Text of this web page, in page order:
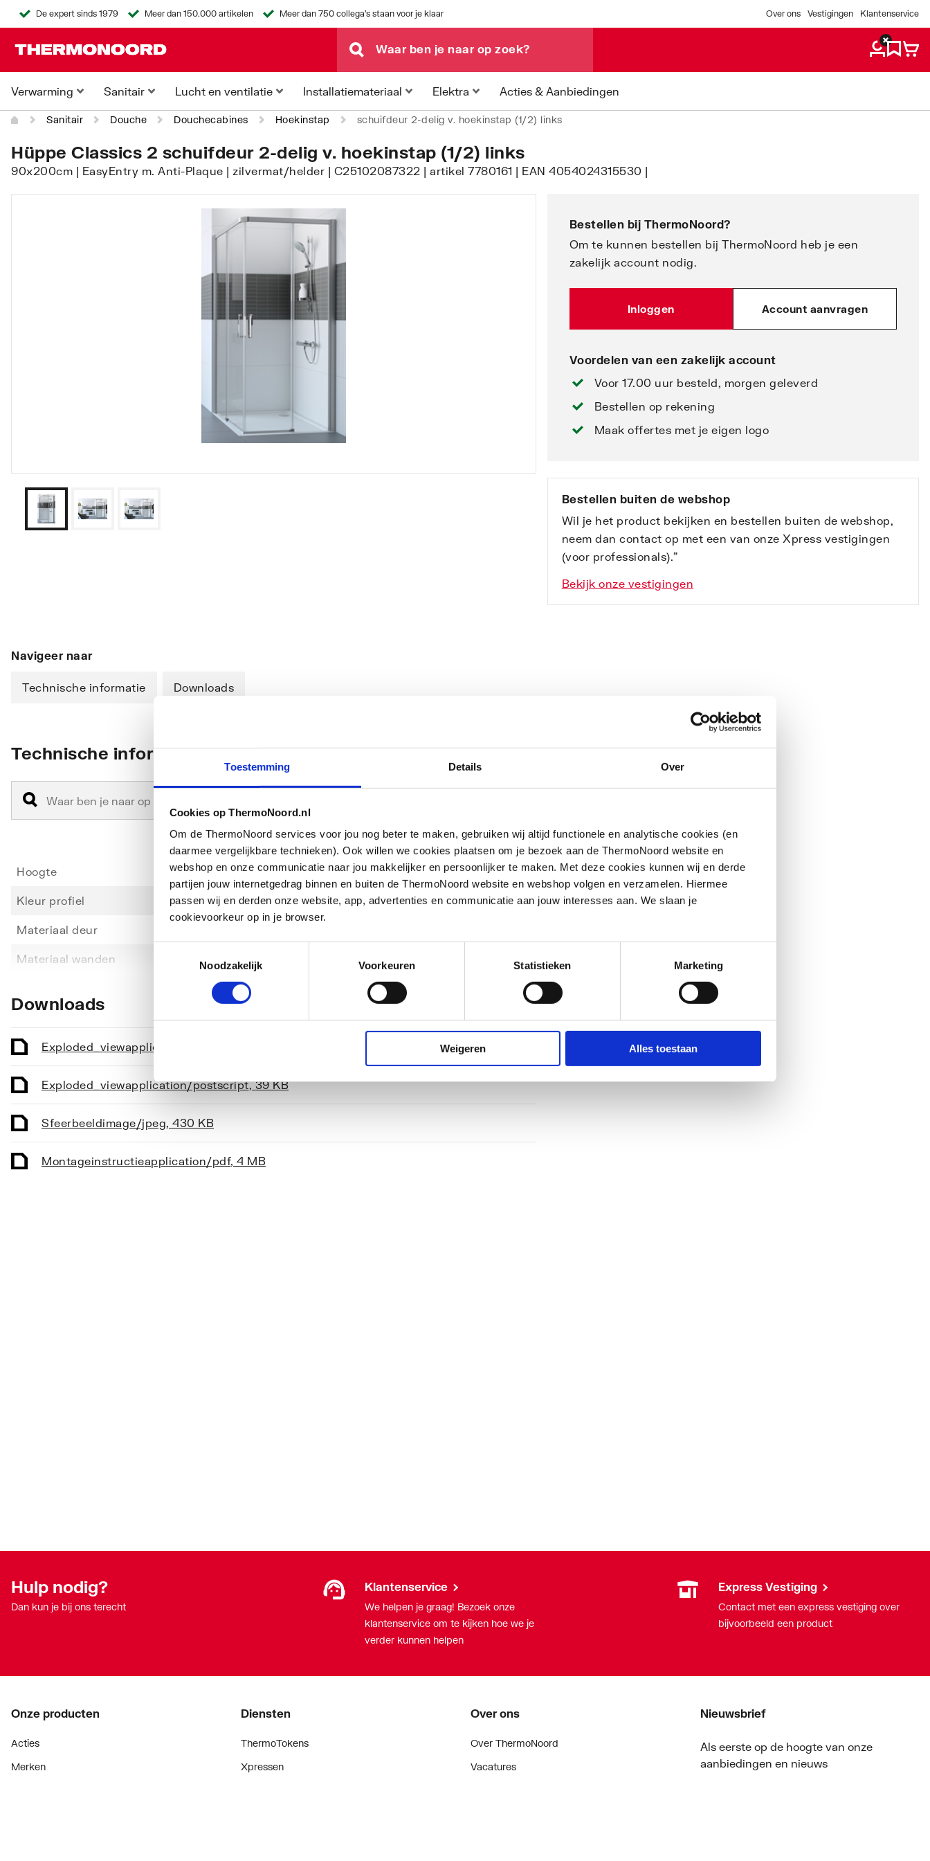
Toestemming Details Over
Cookies op ThermoNoord.nl
Om de ThermoNoord services voor jou nog beter te maken, gebruiken wij altijd functionele en analytische cookies (en
daarmee vergelijkbare technieken). Ook willen we cookies plaatsen om je bezoek aan de ThermoNoord website en
webshop en onze communicatie naar jou makkelijker en persoonlijker te maken. Met deze cookies kunnen wij en derde
partijen jouw internetgedrag binnen en buiten de ThermoNoord website en webshop volgen en verzamelen. Hiermee
passen wij en derden onze website, app, advertenties en communicatie aan jouw interesses aan. We slaan je
cookievoorkeur op in je browser.
Noodzakelijk
Voorkeuren Statistieken Marketing
Weigeren Alles toestaan
De expert sinds 1979 Meer dan 150.000 artikelen Meer dan 750 collega's staan voor je klaar Over ons Vestigingen Klantenservice
Verwarming Sanitair Lucht en ventilatie Installatiemateriaal Elektra Acties & Aanbiedingen
Sanitair Douche Douchecabines Hoekinstap schuifdeur 2-delig v. hoekinstap (1/2) links
Hüppe Classics 2 schuifdeur 2-delig v. hoekinstap (1/2) links
90x200cm | EasyEntry m. Anti-Plaque | zilvermat/helder | C25102087322 | artikel 7780161 | EAN 4054024315530 |
Bestellen bij ThermoNoord?
Om te kunnen bestellen bij ThermoNoord heb je een
zakelijk account nodig.
Inloggen Account aanvragen
Voordelen van een zakelijk account
Voor 17.00 uur besteld, morgen geleverd
Bestellen op rekening
Maak offertes met je eigen logo
Bestellen buiten de webshop
Wil je het product bekijken en bestellen buiten de webshop,
neem dan contact op met een van onze Xpress vestigingen
(voor professionals).”
Bekijk onze vestigingen
Navigeer naar
Technische informatie Downloads
Technische informatie
Hoogte 2000
Kleur profiel Zilver
Materiaal deur
Materiaal wanden
Downloads
Exploded_viewapplication/postscript
Exploded_viewapplication/postscript,39 KB
Sfeerbeeldimage/jpeg, 430 KB
Montageinstructieapplication/pdf, 4 MB
Hulp nodig?
Dan kun je bij ons terecht
Klantenservice
We helpen je graag! Bezoek onze
klantenservice om te kijken hoe we je
verder kunnen helpen
Express Vestiging
Contact met een express vestiging over
bijvoorbeeld een product
Onze producten
Acties
Merken
Diensten
ThermoTokens
Xpressen
Over ons
Over ThermoNoord
Vacatures
Nieuwsbrief
Als eerste op de hoogte van onze
aanbiedingen en nieuws